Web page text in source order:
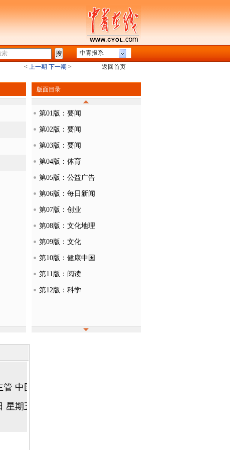
中青报系
< 上一期 下一期 > 返回首页
版面目录
第01版：要闻
第02版：要闻
第03版：要闻
第04版：体育
第05版：公益广告
第06版：每日新闻
第07版：创业
第08版：文化地理
第09版：文化
第10版：健康中国
第11版：阅读
第12版：科学